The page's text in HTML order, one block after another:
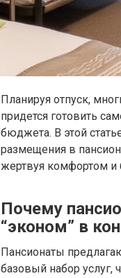
Планируя отпуск,
придется готовить
бюджета. В этой
размещения в
жертвуя комфортом и
Почему
“эконом” в
Пансионаты
базовый набор услуг,